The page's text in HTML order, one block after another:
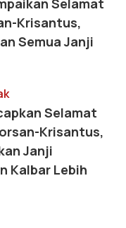
Selamat
Krisantus,
Semua Janji
Selamat
Krisantus,
Janji
Kalbar Lebih